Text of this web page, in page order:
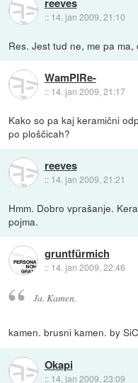
:: 14. jan 2009, 21:10
Res. Jest tud ne, me pa
WamPIRe-
:: 14. jan 2009, 21:17
Kako so pa kaj keramični
po ploščicah?
reeves
:: 14. jan 2009, 21:21
Hmm. Dobro vprašanje.
pojma.
gruntfürmich
:: 14. jan 2009, 22:46
Ja. Kamen.
kamen. brusni kamen. by
Okapi
:: 14. jan 2009, 23:09